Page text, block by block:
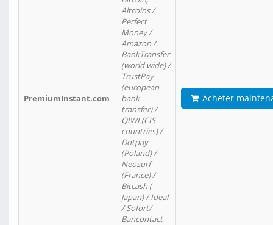
PremiumInstant.com
Altcoins /
Perfect
Money /
Amazon /
BankTransfer
(world wide) /
TrustPay
(european
bank
transfer) /
QIWI (CIS
countries) /
Dotpay
(Poland) /
Neosurf
(France) /
Bitcash (
Japan) / Ideal
/ Sofort/
Bancontact
Acheter